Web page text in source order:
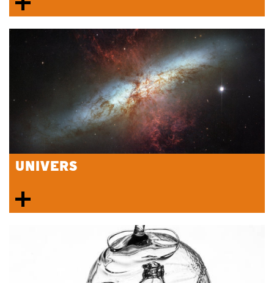
UNIVERS